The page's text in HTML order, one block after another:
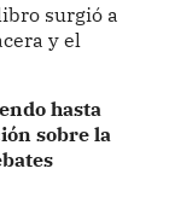
surgió a
y el
hasta
sobre la